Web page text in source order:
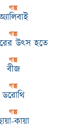
গল্প
গল্প
উৎস হতে
গল্প
বীজ
গল্প
ডরোথি
গল্প
কায়া